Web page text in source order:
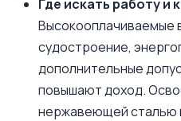
Где искать работу и
Высокооплачиваемые
судостроение,
дополнительные
повышают доход.
нержавеющей сталью